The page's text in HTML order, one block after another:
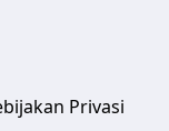
Privasi